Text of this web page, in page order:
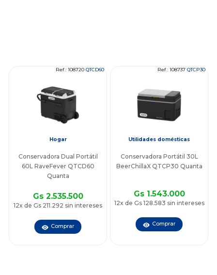
Ref.: 108720 QTCD60
Hogar
Conservadora Dual Portátil
60L RaveFever QTCD60
Quanta
Gs 2.535.500
12x de Gs 211.292 sin intereses
Comprar
Ref.: 108737 QTCP30
Utilidades domésticas
Conservadora Portátil 30L
BeerChillaX QTCP30 Quanta
Gs 1.543.000
12x de Gs 128.583 sin intereses
Comprar